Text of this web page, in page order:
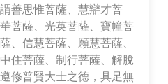
善思惟菩薩、慧辯才菩
菩薩、光英菩薩、寶幢菩
、信慧菩薩、願慧菩薩、
住菩薩、制行菩薩、解脫
修普賢大士之德，具足無